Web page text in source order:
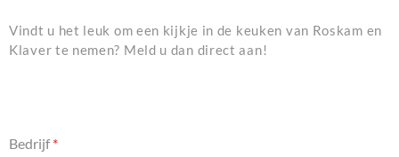
Vindt u het leuk om een kijkje in de keuken van Roskam en
Klaver te nemen? Meld u dan direct aan!
Bedrijf*